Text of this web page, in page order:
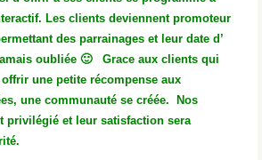
Les clients deviennent promoteur
des parrainages et leur date d’
oubliée 🙂 Grace aux clients qui
une petite récompense aux
une communauté se créée. Nos
privilégié et leur satisfaction sera